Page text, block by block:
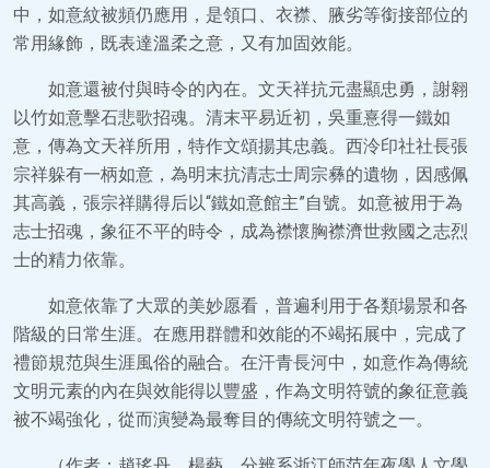
中，如意紋被頻仍應用，是領口、衣襟、腋劣等銜接部位的
常用緣飾，既表達溫柔之意，又有加固效能。
如意還被付與時令的內在。文天祥抗元盡顯忠勇，謝翱
以竹如意擊石悲歌招魂。清末平易近初，吳重憙得一鐵如
意，傳為文天祥所用，特作文頌揚其忠義。西泠印社社長張
宗祥躲有一柄如意，為明末抗清志士周宗彝的遺物，因感佩
其高義，張宗祥購得后以“鐵如意館主”自號。如意被用于為
志士招魂，象征不平的時令，成為襟懷胸襟濟世救國之志烈
士的精力依靠。
如意依靠了大眾的美妙愿看，普遍利用于各類場景和各
階級的日常生涯。在應用群體和效能的不竭拓展中，完成了
禮節規范與生涯風俗的融合。在汗青長河中，如意作為傳統
文明元素的內在與效能得以豐盛，作為文明符號的象征意義
被不竭強化，從而演變為最奪目的傳統文明符號之一。